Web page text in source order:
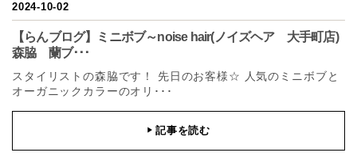
2024-10-02
【らんブログ】ミニボブ～noise hair(ノイズヘア 大手町店)
森脇 蘭ブ･･･
スタイリストの森脇です！ 先日のお客様☆ 人気のミニボブと
オーガニックカラーのオリ･･･
▶記事を読む